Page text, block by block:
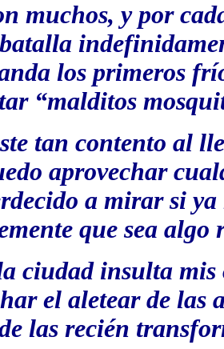
muchos, y por
los primeros
“malditos
tan contento al
aprovechar
a mirar si
que sea
ciudad insulta mis
el aletear de las
las recién